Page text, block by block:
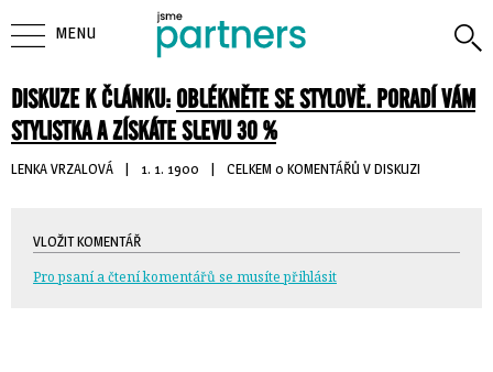
DISKUZE K ČLÁNKU: OBLÉKNĚTE SE STYLOVĚ. PORADÍ VÁM
STYLISTKA A ZÍSKÁTE SLEVU 30 %
LENKA VRZALOVÁ | 1. 1. 1900 | CELKEM 0 KOMENTÁŘŮ V DISKUZI
VLOŽIT KOMENTÁŘ
Pro psaní a čtení komentářů se musíte přihlásit
MENU